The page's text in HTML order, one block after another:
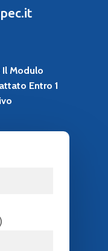
Il Modulo
Entro 1